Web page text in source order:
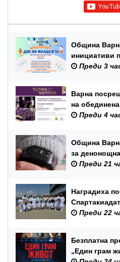
Община
инициативи
Преди 3
Варна
на
симфоничен
Преди 4
Община
за
хора и лица
Преди 21
Наградиха
спортове на
Преди 22
Безплатна
„Един грам